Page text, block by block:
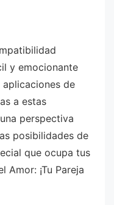
y emocionante
de
a estas
perspectiva
posibilidades de
que ocupa tus
Amor: ¡Tu Pareja